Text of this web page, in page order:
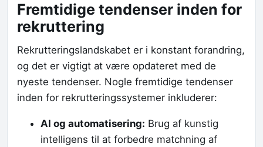
Fremtidige tendenser inden for
rekruttering
Rekrutteringslandskabet er i konstant forandring,
og det er vigtigt at være opdateret med de
nyeste tendenser. Nogle fremtidige tendenser
inden for rekrutteringssystemer inkluderer:
AI og automatisering: Brug af kunstig
intelligens til at forbedre matchning af